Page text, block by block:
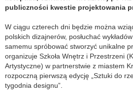
publiczności kwestie projektowania
W ciągu czterech dni będzie można
polskich dizajnerów, posłuchać
samemu spróbować stworzyć unikalne
organizuje Szkoła Wnętrz i Przestrzeni
Artystyczne) w partnerstwie z miastem
rozpoczną pierwszą edycję „Sztuki do
tygodnia designu”.